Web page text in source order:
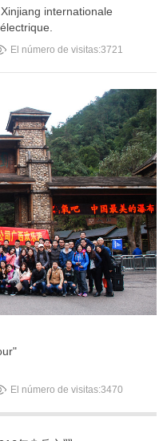
El número de visitas:3721
El número de visitas:3470